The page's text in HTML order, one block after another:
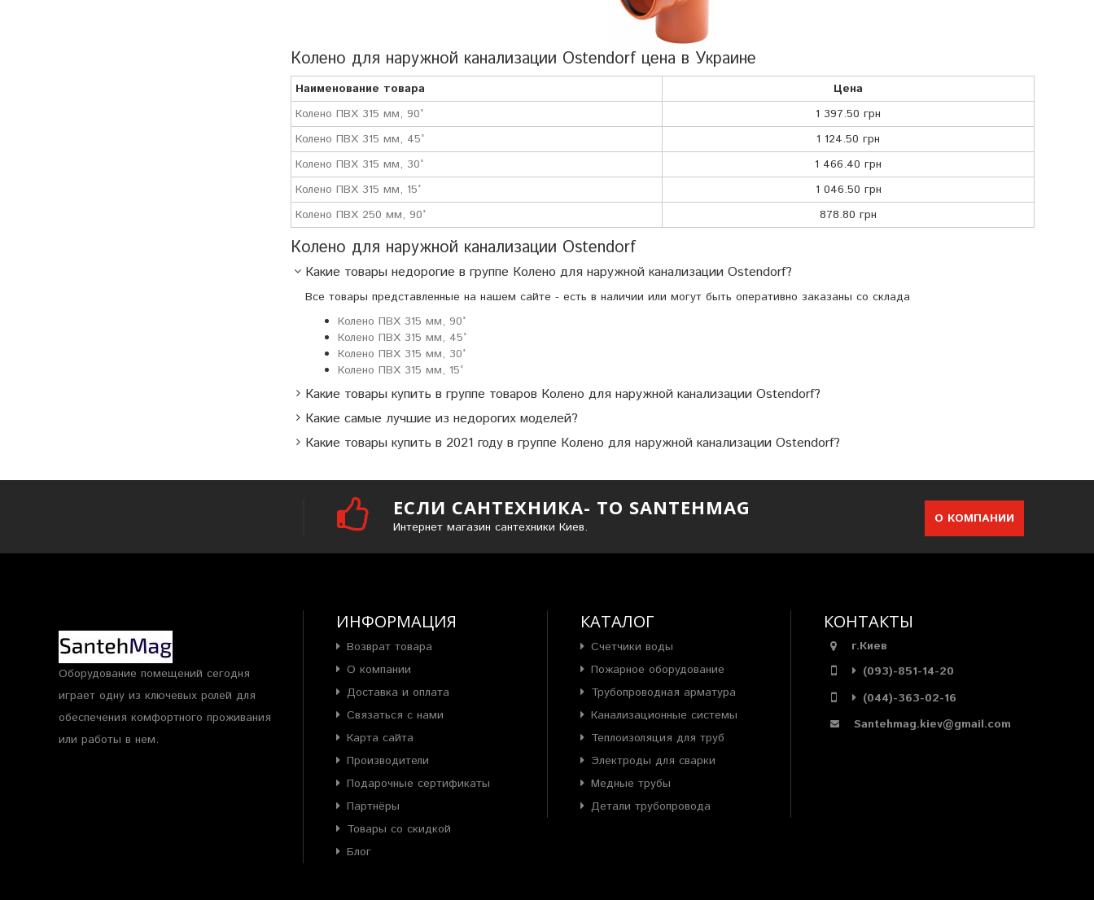
Колено для наружной канализации Ostendorf цена в Украине
Наименование товара
Цена
Колено ПВХ 315 мм, 90°
1 397.50 грн
Колено ПВХ 315 мм, 45°
1 124.50 грн
Колено ПВХ 315 мм, 30°
1 466.40 грн
Колено ПВХ 315 мм, 15°
1 046.50 грн
Колено ПВХ 250 мм, 90°
878.80 грн
Колено для наружной канализации Ostendorf
Какие товары недорогие в группе Колено для наружной канализации Ostendorf?
Все товары представленные на нашем сайте - есть в наличии или могут быть оперативно заказаны со склада
Колено ПВХ 315 мм, 90°
Колено ПВХ 315 мм, 45°
Колено ПВХ 315 мм, 30°
Колено ПВХ 315 мм, 15°
Какие товары купить в группе товаров Колено для наружной канализации Ostendorf?
Какие самые лучшие из недорогих моделей?
Какие товары купить в 2021 году в группе Колено для наружной канализации Ostendorf?
ЕСЛИ САНТЕХНИКА- ТО SANTEHMAG
Интернет магазин сантехники Киев.
О КОМПАНИИ
Оборудование помещений сегодня
играет одну из ключевых ролей для
обеспечения комфортного проживания
или работы в нем.
ИНФОРМАЦИЯ
Возврат товара
О компании
Доставка и оплата
Связаться с нами
Карта сайта
Производители
Подарочные сертификаты
Партнёры
Товары со скидкой
Блог
КАТАЛОГ
Счетчики воды
Пожарное оборудование
Трубопроводная арматура
Канализационные системы
Теплоизоляция для труб
Электроды для сварки
Медные трубы
Детали трубопровода
КОНТАКТЫ
г.Киев
(093)-851-14-20
(044)-363-02-16
Santehmag.kiev@gmail.com